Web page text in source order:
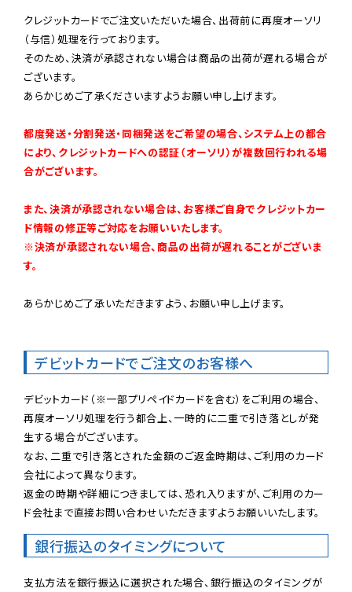
クレジットカードでご注文いただいた場合、出荷前に再度オーソリ
（与信）処理を行っております。
そのため、決済が承認されない場合は商品の出荷が遅れる場合が
ございます。
あらかじめご了承くださいますようお願い申し上げます。
都度発送・分割発送・同梱発送をご希望の場合、システム上の都合
により、クレジットカードへの認証（オーソリ）が複数回行われる場
合がございます。
また、決済が承認されない場合は、お客様ご自身でクレジットカー
ド情報の修正等ご対応をお願いいたします。
※決済が承認されない場合、商品の出荷が遅れることがございま
す。
あらかじめご了承いただきますよう、お願い申し上げます。
デビットカードでご注文のお客様へ
デビットカード（※一部プリペイドカードを含む）をご利用の場合、
再度オーソリ処理を行う都合上、一時的に二重で引き落としが発
生する場合がございます。
なお、二重で引き落とされた金額のご返金時期は、ご利用のカード
会社によって異なります。
返金の時期や詳細につきましては、恐れ入りますが、ご利用のカー
ド会社まで直接お問い合わせいただきますようお願いいたします。
銀行振込のタイミングについて
支払方法を銀行振込に選択された場合、銀行振込のタイミングが